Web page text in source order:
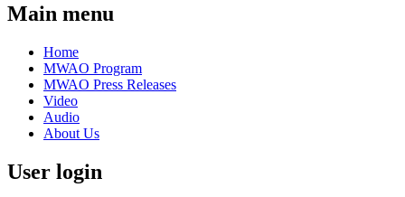
Main menu
Home
MWAO Program
MWAO Press Releases
Video
Audio
About Us
User login